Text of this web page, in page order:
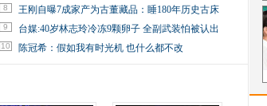
8 王刚自曝7成家产为古董藏品：睡180年历史古床
9 台媒:40岁林志玲冷冻9颗卵子 全副武装怕被认出
10 陈冠希：假如我有时光机 也什么都不改